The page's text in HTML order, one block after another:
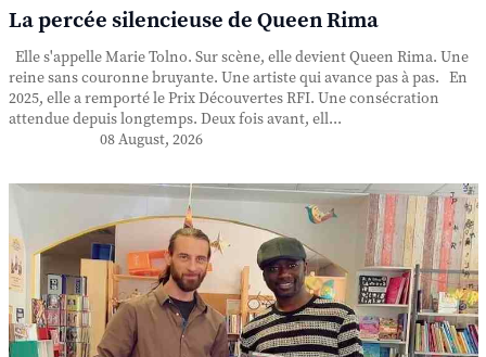
La percée silencieuse de Queen Rima
Elle s'appelle Marie Tolno. Sur scène, elle devient Queen Rima. Une
reine sans couronne bruyante. Une artiste qui avance pas à pas. En
2025, elle a remporté le Prix Découvertes RFI. Une consécration
attendue depuis longtemps. Deux fois avant, ell...
08 August, 2026